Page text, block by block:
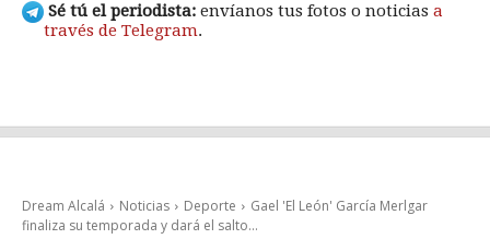
Sé tú el periodista: envíanos tus fotos o noticias a
través de Telegram.